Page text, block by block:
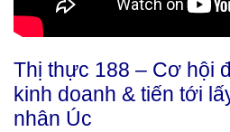
Thị thực 188 – Cơ hội
kinh doanh & tiến tới
nhân Úc